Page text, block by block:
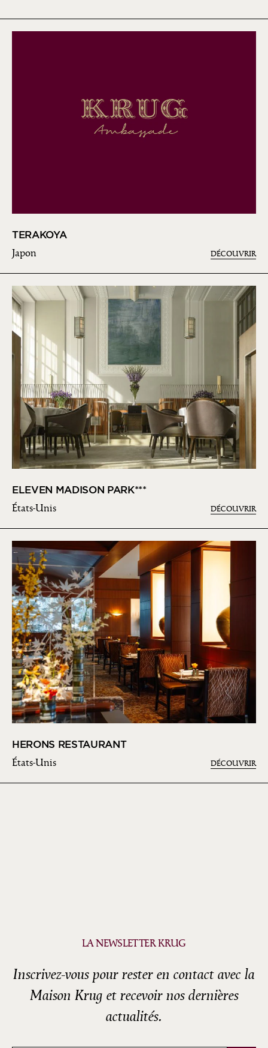
TERAKOYA
Japon DÉCOUVRIR
ELEVEN MADISON PARK***
États-Unis DÉCOUVRIR
HERONS RESTAURANT
États-Unis DÉCOUVRIR
LA NEWSLETTER KRUG
Inscrivez-vous pour rester en contact avec la
Maison Krug et recevoir nos dernières
actualités.